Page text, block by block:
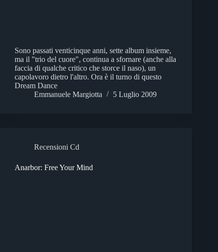
Sono passati venticinque anni, sette album insieme,
ma il "trio del cuore", continua a sfornare (anche alla
faccia di qualche critico che storce il naso), un
capolavoro dietro l'altro. Ora è il turno di questo
Dream Dance
Emmanuele Margiotta
5 Luglio 2009
Recensioni Cd
Anarbor: Free Your Mind